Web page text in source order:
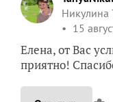
Никулина
15
Елена, от Вас
приятно!